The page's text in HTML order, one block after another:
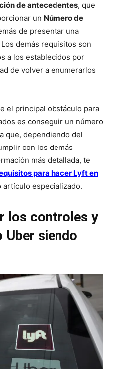
de antecedentes, que
un Número de
de presentar una
Los demás requisitos son
a los establecidos por
de volver a enumerarlos
el principal obstáculo para
es conseguir un número
que, dependiendo del
con los demás
más detallada, te
para hacer Lyft en
artículo especializado.
los controles y
Uber siendo